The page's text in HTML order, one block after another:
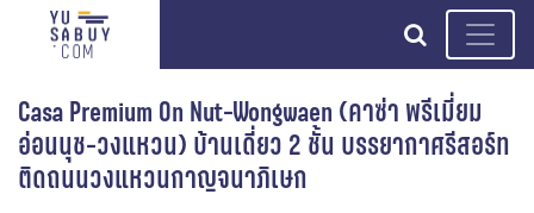
search
Casa Premium On Nut-Wongwaen (คาซ่า พรีเมี่ยม
อ่อนนุช-วงแหวน) บ้านเดี่ยว 2 ชั้น บรรยากาศรีสอร์ท
ติดถนนวงแหวนกาญจนาภิเษก